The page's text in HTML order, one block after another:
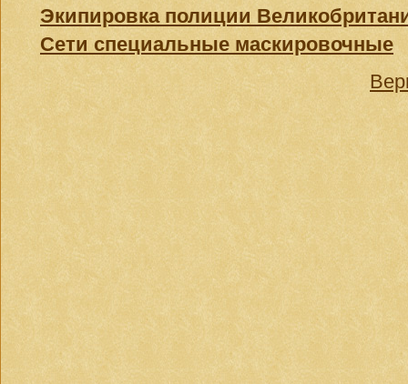
Экипировка полиции
Сети специальные маскировочные